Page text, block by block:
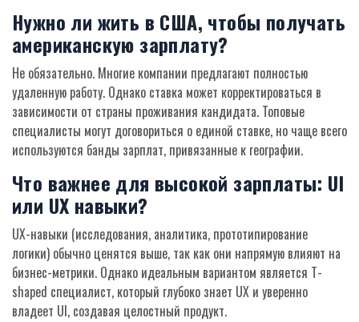
Нужно ли жить в США, чтобы получать
американскую зарплату?
Не обязательно. Многие компании предлагают полностью
удаленную работу. Однако ставка может корректироваться в
зависимости от страны проживания кандидата. Топовые
специалисты могут договориться о единой ставке, но чаще всего
используются банды зарплат, привязанные к географии.
Что важнее для высокой зарплаты: UI
или UX навыки?
UX-навыки (исследования, аналитика, прототипирование
логики) обычно ценятся выше, так как они напрямую влияют на
бизнес-метрики. Однако идеальным вариантом является T-
shaped специалист, который глубоко знает UX и уверенно
владеет UI, создавая целостный продукт.